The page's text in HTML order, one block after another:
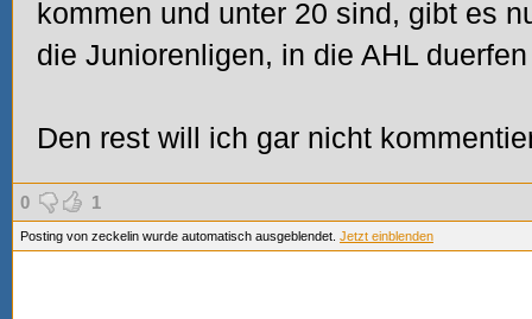
kommen und unter 20 sind, gibt es
die Juniorenligen, in die AHL
Den rest will ich gar nicht
0 1
Posting von zeckelin wurde automatisch ausgeblendet. Jetzt einblenden